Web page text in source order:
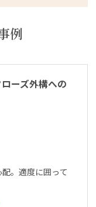
例
ーズ外構への
。適度に囲って